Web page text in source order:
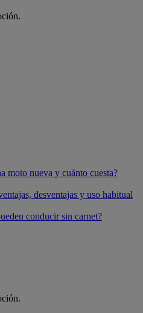
moto nueva y cuánto cuesta?
desventajas y uso habitual
conducir sin carnet?